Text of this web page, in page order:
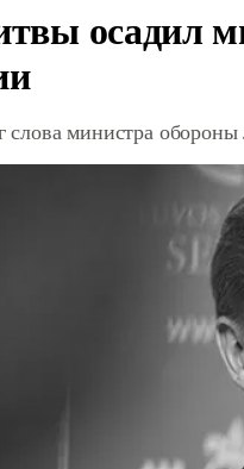
осадил
министра